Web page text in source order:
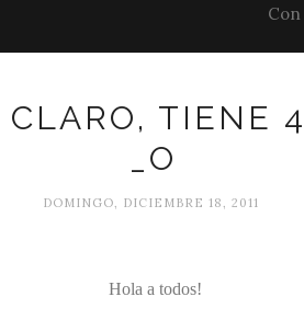
TIENE 4
_O
DOMINGO, DICIEMBRE 18, 2011
Hola a todos!